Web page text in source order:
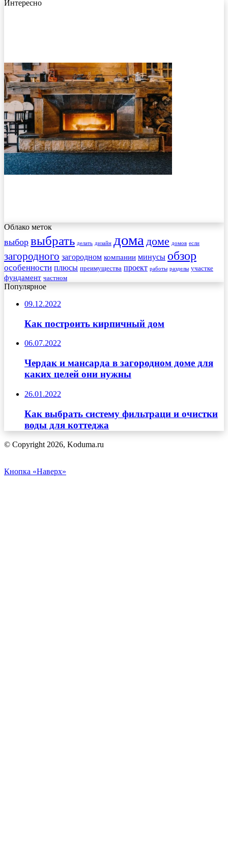
Интересно
Облако меток
выбор выбрать делать дизайн дома доме домов если
загородного загородном компании минусы обзор
особенности плюсы преимущества проект работы разделы участке
фундамент частном
Популярное
09.12.2022
Как построить кирпичный дом
06.07.2022
Чердак и мансарда в загородном доме для
каких целей они нужны
26.01.2022
Как выбрать систему фильтраци и очистки
воды для коттеджа
© Copyright 2026, Koduma.ru
Кнопка «Наверх»